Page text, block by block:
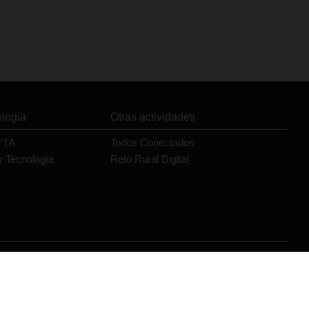
Tecnología
Otras actividades
Todos Conectados
Reto Rural Digital